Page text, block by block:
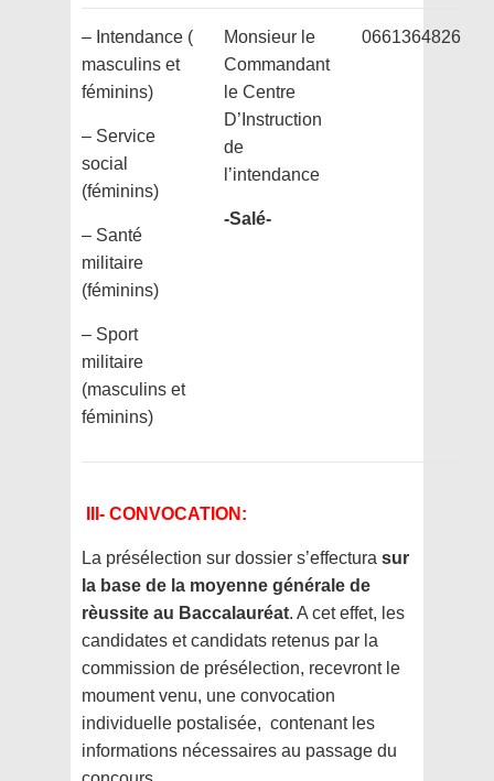
– Intendance (
masculins et
féminins)
– Service
social
(féminins)
– Santé
militaire
(féminins)
– Sport
militaire
(masculins et
féminins)
Monsieur le
Commandant
le Centre
D’Instruction
de
l’intendance
-Salé-
0661364826
III- CONVOCATION:
La présélection sur dossier s’effectura sur
la base de la moyenne générale de
rèussite au Baccalauréat. A cet effet, les
candidates et candidats retenus par la
commission de présélection, recevront le
moument venu, une convocation
individuelle postalisée, contenant les
informations nécessaires au passage du